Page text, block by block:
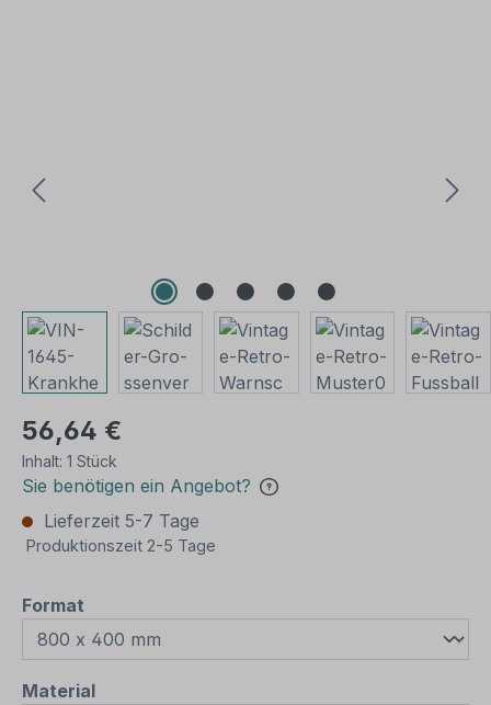
56,64 €
Inhalt: 1 Stück
Sie benötigen ein Angebot?
Lieferzeit 5-7 Tage
Produktionszeit 2-5 Tage
Format
Materialauswählen